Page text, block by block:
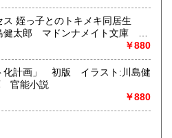
姪っ子とのトキメキ同居生
太郎 マドンナメイト文庫 官
￥880
化計画」 初版 イラスト:川島健
官能小説
￥880